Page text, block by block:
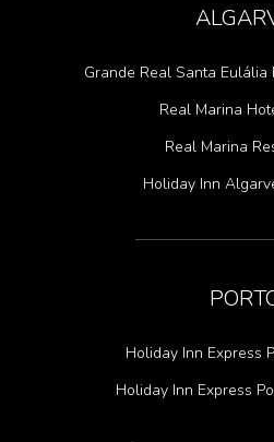
Grande Real Santa
Real Marina
Real Marina
Holiday Inn
Holiday Inn Express
Holiday Inn Express